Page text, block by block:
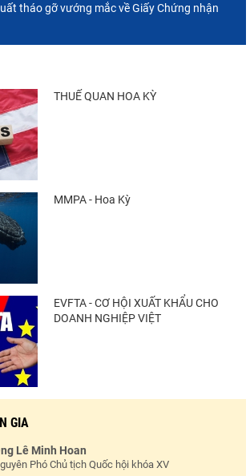
Xuất khẩu cá ngừ Việt Nam sang Canada
Thông báo 407/TB-VPCP: Tập trung cao độ,
tháo gỡ vướng mắc về Giấy Chứng nhận
THUẾ QUAN HOA KỲ
MMPA - Hoa Kỳ
EVFTA - CƠ HỘI XUẤT KHẨU CHO
DOANH NGHIỆP VIỆT
GIA
Lê Minh Hoan
Phó Chủ tịch Quốc hội khóa XV